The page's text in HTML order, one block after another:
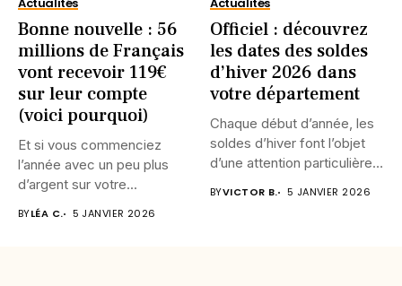
Bonne nouvelle : 56
millions de Français
vont recevoir 119€
sur leur compte
(voici pourquoi)
Et si vous commenciez
l’année avec un peu plus
d’argent sur votre...
BYLÉA C. 5 JANVIER 2026
Officiel : découvrez
les dates des soldes
d’hiver 2026 dans
votre département
Chaque début d’année, les
soldes d’hiver font l’objet
d’une attention particulière.
BYVICTOR B. 5 JANVIER 2026